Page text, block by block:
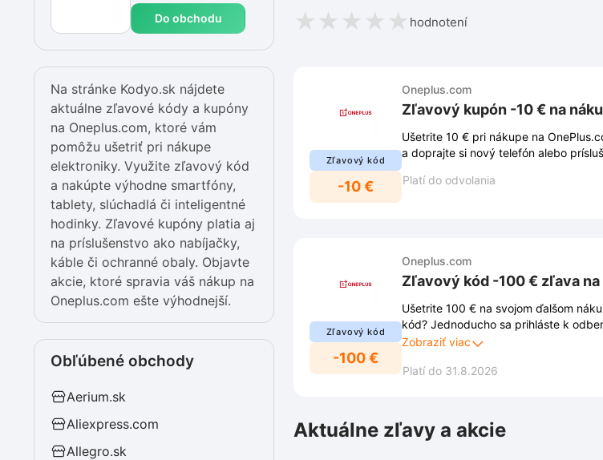
Do obchodu ★ ★ ★ ★ ★ hodnotení
Na stránke Kodyo.sk nájdete
aktuálne zľavové kódy a kupóny
na Oneplus.com, ktoré vám
pomôžu ušetriť pri nákupe
elektroniky. Využite zľavový kód
a nakúpte výhodne smartfóny,
tablety, slúchadlá či inteligentné
hodinky. Zľavové kupóny platia aj
na príslušenstvo ako nabíjačky,
káble či ochranné obaly. Objavte
akcie, ktoré spravia váš nákup na
Oneplus.com ešte výhodnejší.
Obľúbené obchody
Aerium.sk
Aliexpress.com
Allegro.sk
Zľavový kód
-10 €
Oneplus.com
Zľavový kupón -10 € na
Ušetrite 10 € pri nákupe na
a doprajte si nový telefón alebo
Platí do odvolania
Zľavový kód
-100 €
Oneplus.com
Zľavový kód -100 € zľava
Ušetrite 100 € na svojom ďalšom
kód? Jednoducho sa prihláste k
stránky. Okrem zľavy budete mať
Zobraziť viac
Platí do 31.8.2026
Aktuálne zľavy a akcie